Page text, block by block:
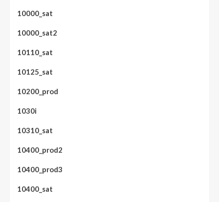
10000_sat
10000_sat2
10110_sat
10125_sat
10200_prod
1030i
10310_sat
10400_prod2
10400_prod3
10400_sat